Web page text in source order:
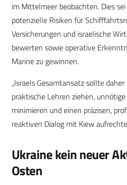
im Mittelmeer beobachten. Dies
potenzielle Risiken für
Versicherungen und israelische
bewerten sowie operative
Marine zu gewinnen.
„Israels Gesamtansatz sollte
praktische Lehren ziehen,
minimieren und einen präzisen,
reaktiven Dialog mit Kiew
Ukraine kein neuer
Osten